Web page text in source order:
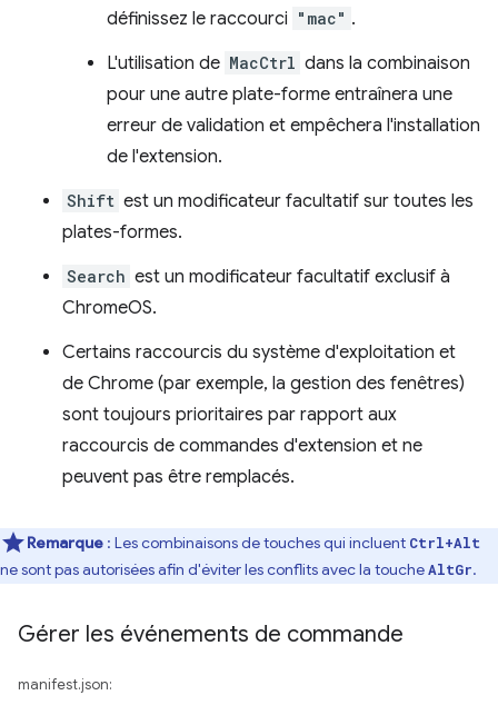
définissez le raccourci "mac" .
L'utilisation de MacCtrl dans la combinaison
pour une autre plate-forme entraînera une
erreur de validation et empêchera l'installation
de l'extension.
Shift est un modificateur facultatif sur toutes les
plates-formes.
Search est un modificateur facultatif exclusif à
ChromeOS.
Certains raccourcis du système d'exploitation et
de Chrome (par exemple, la gestion des fenêtres)
sont toujours prioritaires par rapport aux
raccourcis de commandes d'extension et ne
peuvent pas être remplacés.
Remarque : Les combinaisons de touches qui incluent Ctrl+Alt
ne sont pas autorisées afin d'éviter les conflits avec la toucheAltGr.
Gérer les événements de commande
manifest.json: